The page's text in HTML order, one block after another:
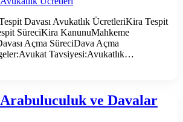
Davası Avukatlık ÜcretleriKira Tespit
SüreciKira KanunuMahkeme
Açma SüreciDava Açma
Tavsiyesi:Avukatlık…
ve Davalar